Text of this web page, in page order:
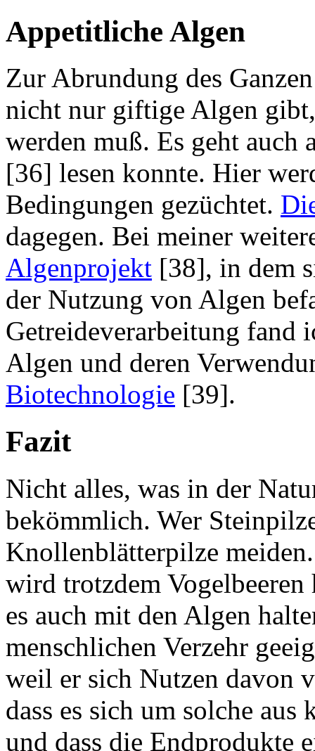
Appetitliche Algen
Zur Abrundung des
nicht nur giftige Algen
werden muß. Es geht
[36] lesen konnte. Hier
Bedingungen gezüchtet.
dagegen. Bei meiner
Algenprojekt [38], in dem
der Nutzung von Algen
Getreideverarbeitung fand
Algen und deren
Biotechnologie [39].
Fazit
Nicht alles, was in der
bekömmlich. Wer
Knollenblätterpilze
wird trotzdem
es auch mit den Algen
menschlichen Verzehr
weil er sich Nutzen davon
dass es sich um solche
und dass die Endprodukte